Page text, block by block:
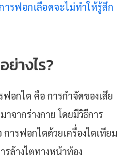
รฟอกเลือดจะไม่ทำให้รู้สึก
างไร?
อกไต คือ การกำจัดของเสีย
จากร่างกาย โดยมีวิธีการ
ารฟอกไตด้วยเครื่องไตเทียม
รล้างไตทางหน้าท้อง